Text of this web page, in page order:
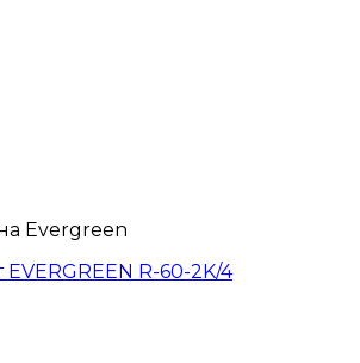
Evergreen
R-60-2K/4